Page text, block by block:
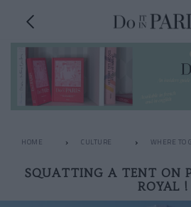
HOME CULTURE WHERE TO
SQUATTING A TENT ON
ROYAL !